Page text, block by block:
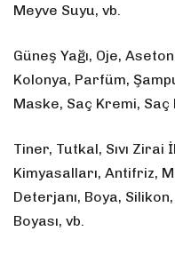
Meyve Suyu, vb.
Güneş Yağı, Oje,
Kolonya, Parfüm,
Maske, Saç Kremi, Saç
Tiner, Tutkal, Sıvı
Kimyasalları, Antifriz,
Deterjanı, Boya,
Boyası, vb.